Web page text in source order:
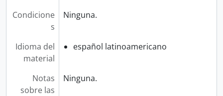
Condicione
s
Ninguna.
Idioma del
material
español latinoamericano
Notas
sobre las
Ninguna.